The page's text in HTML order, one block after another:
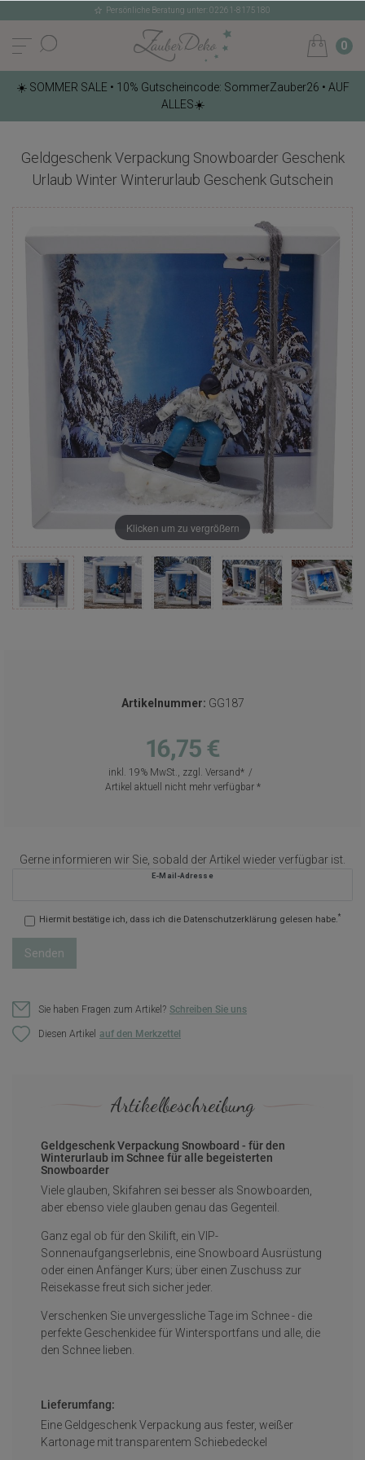
Persönliche Beratung unter: 02261-8175180
0
☀️ SOMMER SALE • 10% Gutscheincode: SommerZauber26 • AUF
ALLES☀️
Geldgeschenk Verpackung Snowboarder Geschenk
Urlaub Winter Winterurlaub Geschenk Gutschein
Klicken um zu vergrößern
Artikelnummer: GG187
16,75 €
inkl. 19% MwSt., zzgl. Versand
Artikel aktuell nicht mehr verfügbar
Gerne informieren wir Sie, sobald der Artikel wieder verfügbar ist.
E-Mail-Adresse
Hiermit bestätige ich, dass ich die Daten­schutz­erklärung gelesen habe.*
Senden
Sie haben Fragen zum Artikel? Schreiben Sie uns
Diesen Artikel
Artikelbeschreibung
Geldgeschenk Verpackung Snowboard - für den
Winterurlaub im Schnee für alle begeisterten
Snowboarder
Viele glauben, Skifahren sei besser als Snowboarden,
aber ebenso viele glauben genau das Gegenteil.
Ganz egal ob für den Skilift, ein VIP-
Sonnenaufgangserlebnis, eine Snowboard Ausrüstung
oder einen Anfänger Kurs; über einen Zuschuss zur
Reisekasse freut sich sicher jeder.
Verschenken Sie unvergessliche Tage im Schnee - die
perfekte Geschenkidee für Wintersportfans und alle, die
den Schnee lieben.
Lieferumfang:
Eine Geldgeschenk Verpackung aus fester, weißer
Kartonage mit transparentem Schiebedeckel